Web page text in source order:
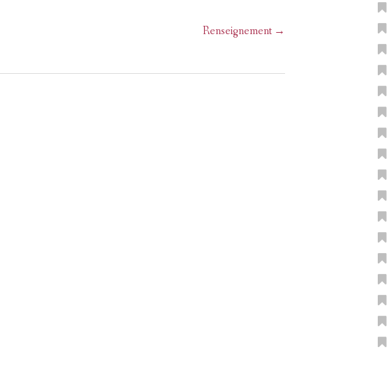
Renseignement →